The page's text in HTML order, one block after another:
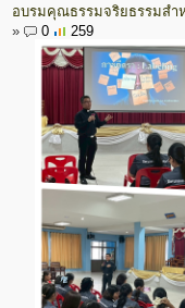
อบรมคุณธรรมจริยธรรมสำ
»
0 259